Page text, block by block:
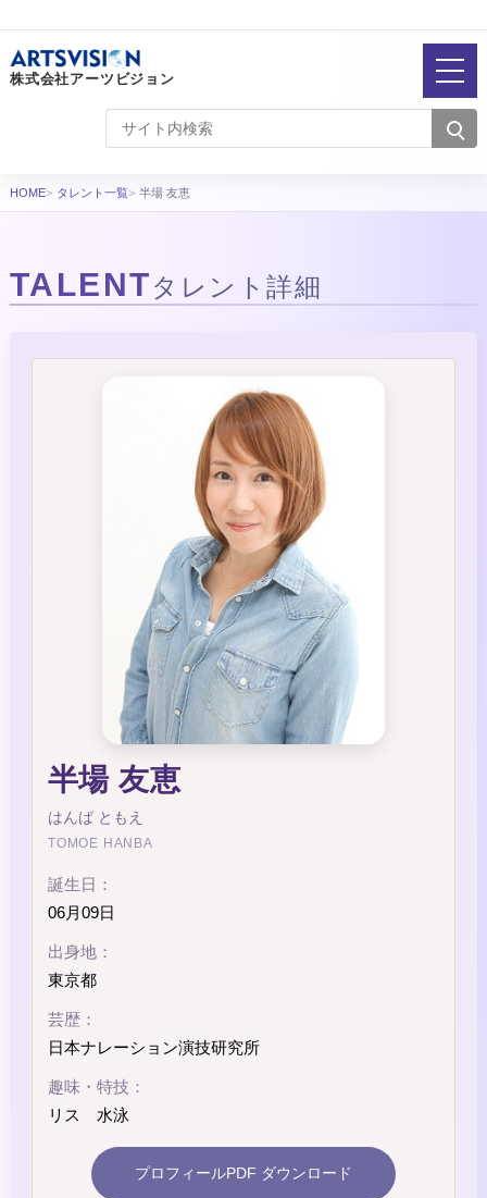
株式会社アーツビジョン
HOME タレント一覧 半場 友恵
TALENTタレント詳細
半場 友恵
はんば ともえ
TOMOE HANBA
誕生日：
06月09日
出身地：
東京都
芸歴：
日本ナレーション演技研究所
趣味・特技：
リス 水泳
プロフィールPDF ダウンロード